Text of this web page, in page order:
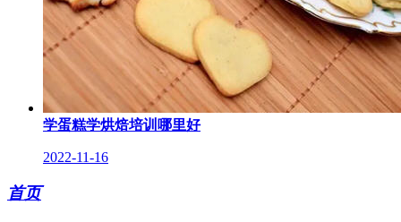
学蛋糕学烘焙培训哪里好
2022-11-16
首页